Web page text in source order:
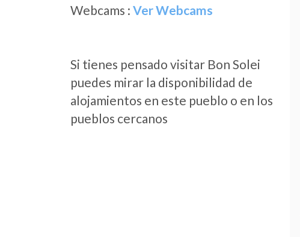
Webcams : Ver Webcams
Si tienes pensado visitar Bon Solei
puedes mirar la disponibilidad de
alojamientos en este pueblo o en los
pueblos cercanos